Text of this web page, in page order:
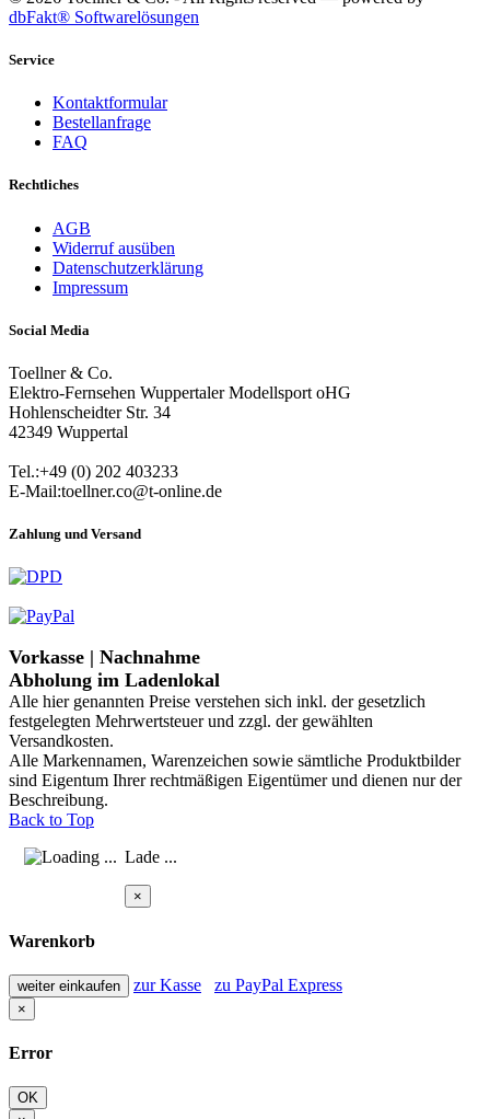
dbFakt® Softwarelösungen
Service
Kontaktformular
Bestellanfrage
FAQ
Rechtliches
AGB
Widerruf ausüben
Datenschutzerklärung
Impressum
Social Media
Toellner & Co.
Elektro-Fernsehen Wuppertaler Modellsport oHG
Hohlenscheidter Str. 34
42349 Wuppertal
Tel.:+49 (0) 202 403233
E-Mail:toellner.co@t-online.de
Zahlung und Versand
Vorkasse | Nachnahme
Abholung im Ladenlokal
Alle hier genannten Preise verstehen sich inkl. der gesetzlich
festgelegten Mehrwertsteuer und zzgl. der gewählten
Versandkosten.
Alle Markennamen, Warenzeichen sowie sämtliche Produktbilder
sind Eigentum Ihrer rechtmäßigen Eigentümer und dienen nur der
Beschreibung.
Back to Top
Lade ...
×
Warenkorb
weiter einkaufen zur Kasse zu PayPal Express
×
Error
OK